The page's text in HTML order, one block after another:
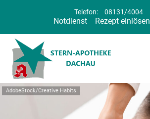
Telefon: 08131/4004
Notdienst Rezept einlösen
AdobeStock/Creative Habits